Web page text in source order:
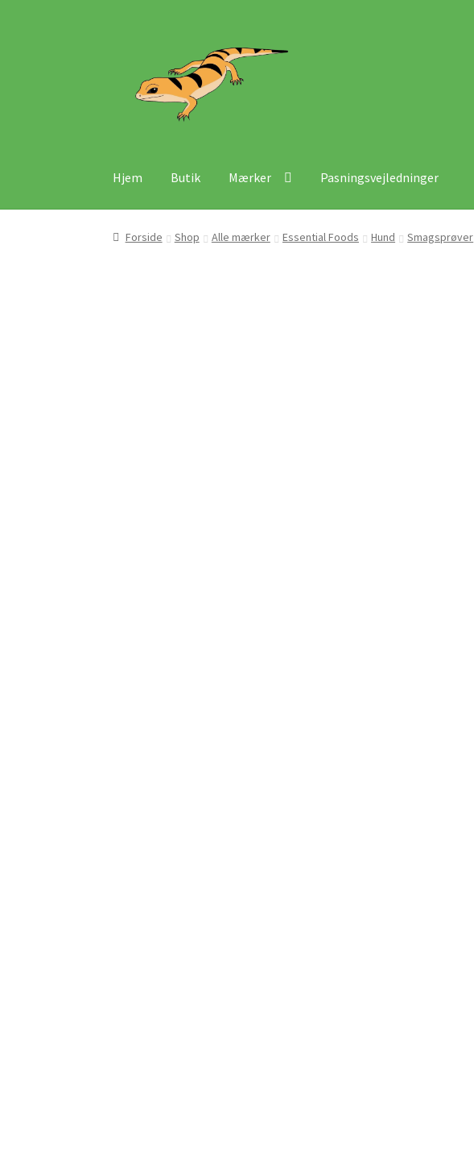
navigation
indhold
Hjem Butik Mærker Pasningsvejledninger
Forside Shop Alle mærker Essential Foods Hund Smagsprøver